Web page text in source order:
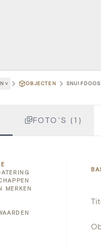
˅ OBJECTEN
FOTO'S (1)
MERKEN